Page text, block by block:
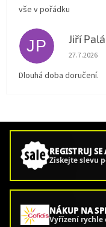
vše v pořádku
JP Jiří
27.7.2026
Dlouhá doba doručení.
REGISTRUJ
Získejte slevu
NÁKUP NA
Vyřízení rychle